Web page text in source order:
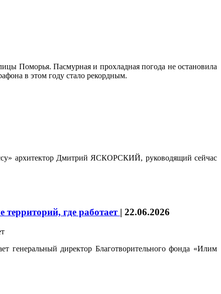
Поморья. Пасмурная и прохладная погода не остановила
в этом году стало рекордным.
архитектор Дмитрий ЯСКОРСКИЙ, руководящий сейчас
где работает | 22.06.2026
генеральный директор Благотворительного фонда «Илим